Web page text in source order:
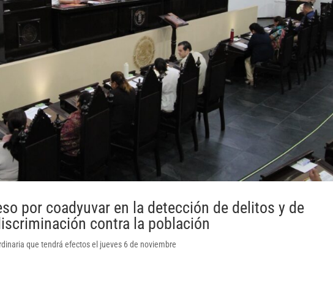
por coadyuvar en la detección de delitos y de
contra la población
que tendrá efectos el jueves 6 de noviembre